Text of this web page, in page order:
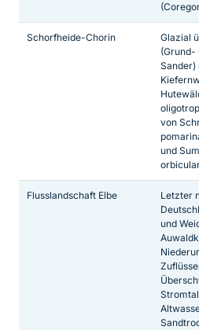
Schorfheide-Chorin
Glazial
(Grund-
Sander)
von
und
Flusslandschaft Elbe
Letzter
und